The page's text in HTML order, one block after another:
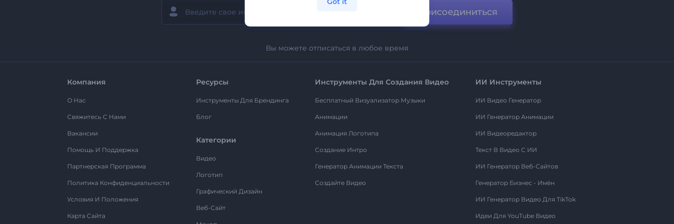
Присоединиться
Вы можете отписаться в любое время
Компания
О Нас
Свяжитесь С Нами
Вакансии
Помощь И Поддержка
Партнерская Программа
Политика Конфиденциальности
Условия И Положения
Карта Сайта
Ресурсы
Инструменты Для Брендинга
Блог
Категории
Видео
Логотип
Графический Дизайн
Веб-Сайт
Инструменты Для Создания Видео
Бесплатный Визуализатор Музыки
Анимации
Анимация Логотипа
Создание Интро
Генератор Анимации Текста
Создайте Видео
ИИ Инструменты
ИИ Видео Генератор
ИИ Генератор Анимации
ИИ Видеоредактор
Текст В Видео С ИИ
ИИ Генератор Веб-Сайтов
Генератор Бизнес - Имён
ИИ Генератор Видео Для TikTok
Идеи Для YouTube Видео